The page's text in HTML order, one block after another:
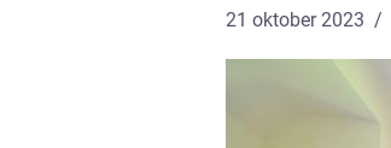
21 oktober 2023